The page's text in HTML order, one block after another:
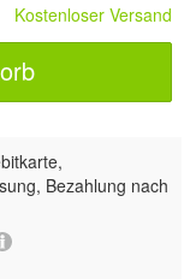
Kostenloser Versand
Bezahlung nach